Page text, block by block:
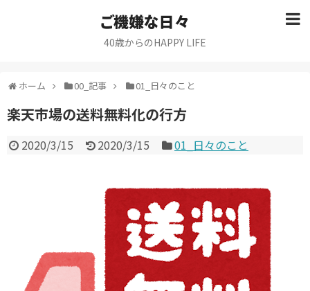
ご機嫌な日々
40歳からのHAPPY LIFE
ホーム 00_記事 01_日々のこと
楽天市場の送料無料化の行方
2020/3/15 2020/3/15 01_日々のこと